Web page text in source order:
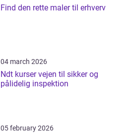
Find den rette maler til erhverv
04 march 2026
Ndt kurser vejen til sikker og
pålidelig inspektion
05 february 2026